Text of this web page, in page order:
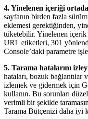
4. Yinelenen içeriği
sayfanın birden fazla
eklemesi gerektiğinden,
tüketebilir. Yinelenen içerik
URL etiketleri, 301
Console’daki parametre
5. Tarama hatalarını
hataları, bozuk bağlantılar
izlemek ve gidermek için
kullanın. Bu sorunları
verimli bir şekilde
Tarama Bütçenizi daha iyi